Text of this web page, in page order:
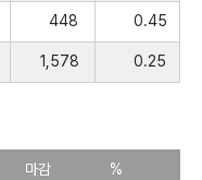
448 0.45
1,578 0.25
마감 %